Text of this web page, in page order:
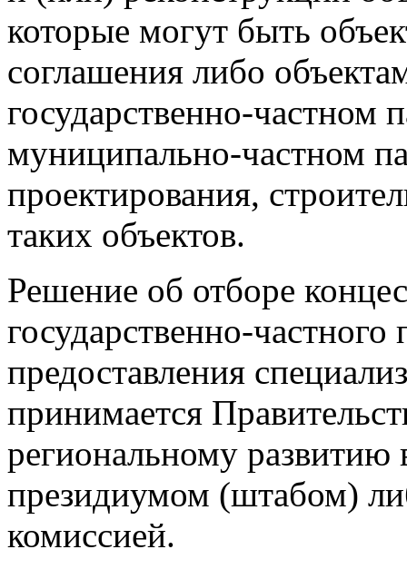
которые могут быть
соглашения либо
государственно-частном
муниципально-частном
проектирования,
таких объектов.
Решение об отборе
государственно-частного
предоставления
принимается
региональному
президиумом (штабом)
комиссией.